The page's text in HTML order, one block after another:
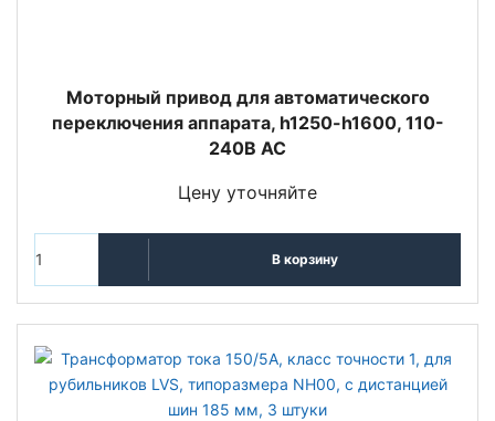
Моторный привод для автоматического
переключения аппарата, h1250-h1600, 110-
240В AC
Цену уточняйте
В корзину